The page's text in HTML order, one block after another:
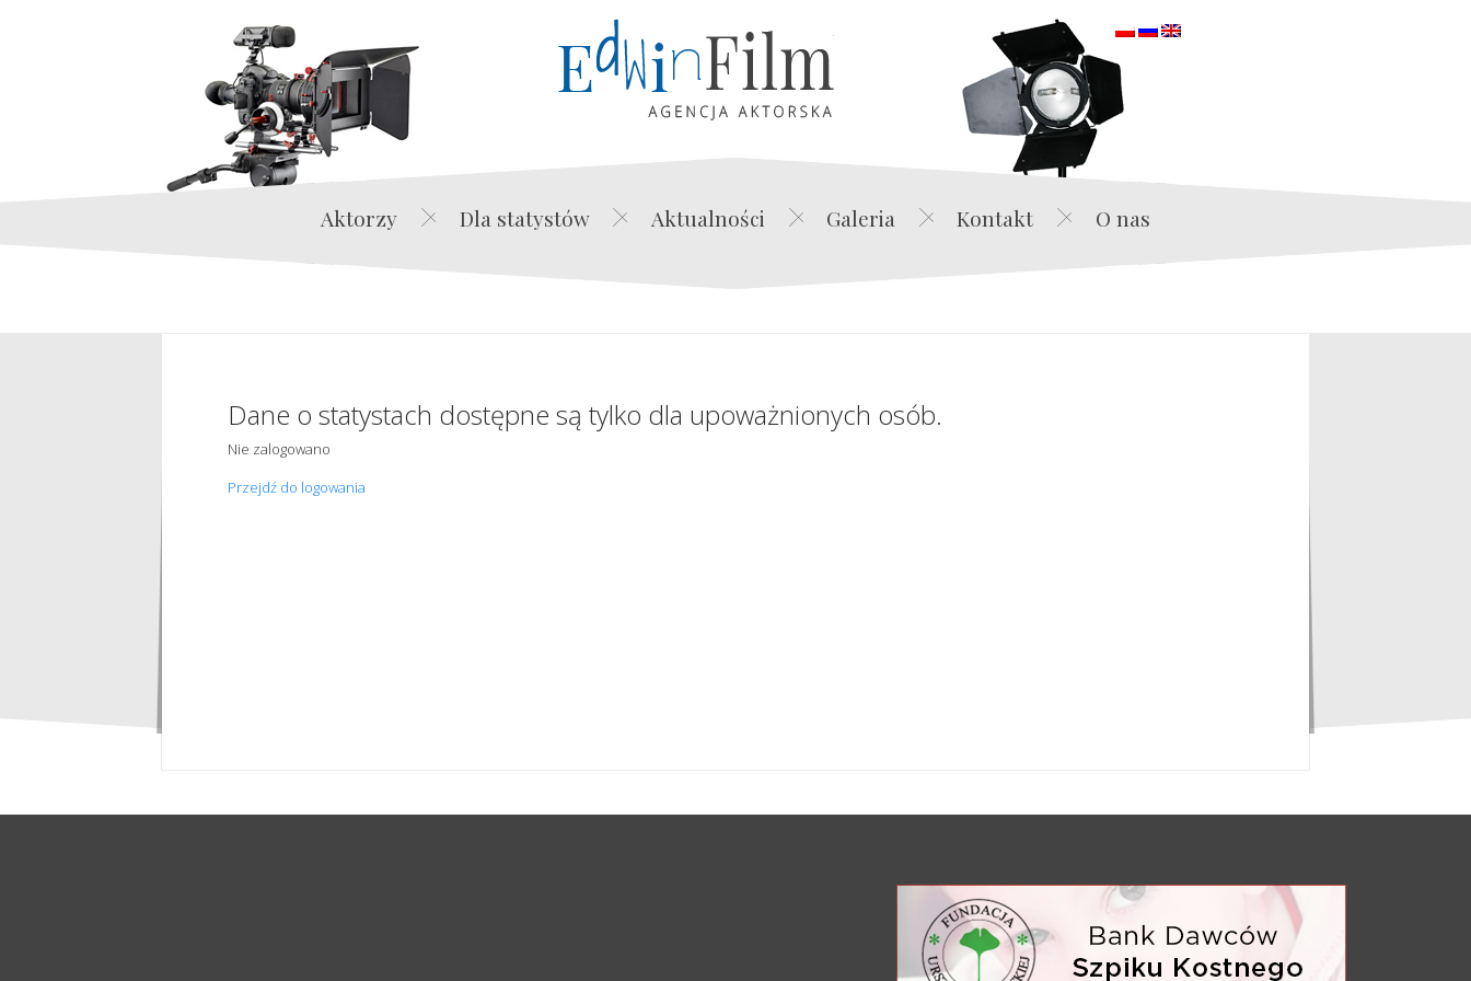
Edwin Film Agencja Aktorska
Aktorzy Dla statystów Aktualności Galeria Kontakt O nas
Dane o statystach dostępne są tylko dla upoważnionych osób.
Nie zalogowano
Przejdź do logowania